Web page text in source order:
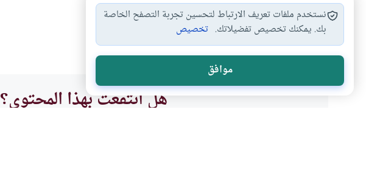
فوائد حفظ القرآن فضل القرآن وطريقة…
هل انتفعت بهذا المحتوى؟
نستخدم ملفات تعريف الارتباط لتحسين تجربة التصفح الخاصة
بك. يمكنك تخصيص تفضيلاتك. تخصيص
موافق